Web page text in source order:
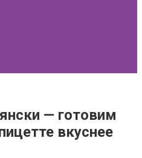
— готовим
вкуснее